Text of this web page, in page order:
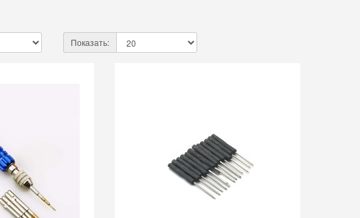
Показать: